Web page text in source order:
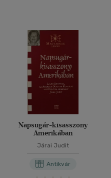
Napsugár-kisasszony
Amerikában
Járai Judit
Antikvár